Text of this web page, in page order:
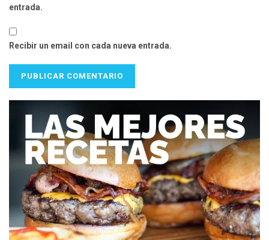
entrada.
Recibir un email con cada nueva entrada.